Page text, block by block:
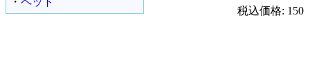
税込価格: 150